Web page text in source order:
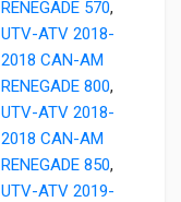
RENEGADE 570,
UTV-ATV 2018-
2018 CAN-AM
RENEGADE 800,
UTV-ATV 2018-
2018 CAN-AM
RENEGADE 850,
UTV-ATV 2019-